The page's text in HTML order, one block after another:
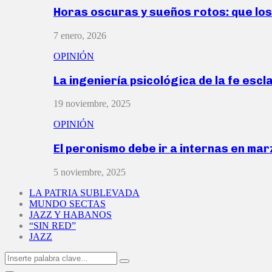
Horas oscuras y sueños rotos: que
7 enero, 2026
OPINIÓN
La ingeniería psicológica de la fe
19 noviembre, 2025
OPINIÓN
El peronismo debe ir a internas en
5 noviembre, 2025
LA PATRIA SUBLEVADA
MUNDO SECTAS
JAZZ Y HABANOS
“SIN RED”
JAZZ
Search
for:
Search